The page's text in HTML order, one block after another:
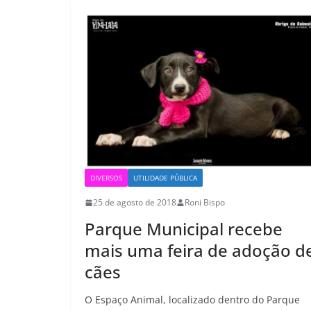
DIVERSOS UTILIDADE PÚBLICA
25 de agosto de 2018 Roni Bispo
Parque Municipal recebe
mais uma feira de adoção
cães
O Espaço Animal, localizado dentro do Parque